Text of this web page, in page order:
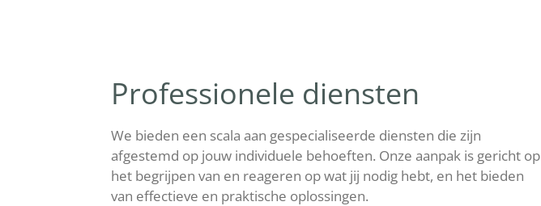
Professionele diensten
We bieden een scala aan gespecialiseerde diensten die zijn
afgestemd op jouw individuele behoeften. Onze aanpak is gericht op
het begrijpen van en reageren op wat jij nodig hebt, en het bieden
van effectieve en praktische oplossingen.